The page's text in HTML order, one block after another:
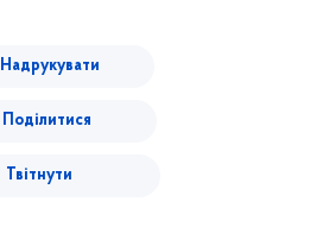
Надрукувати
Поділитися
Твітнути